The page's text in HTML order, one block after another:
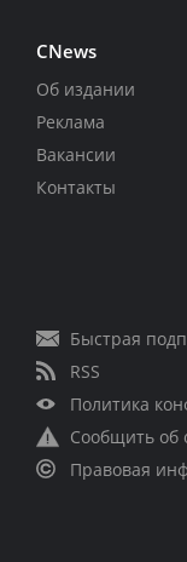
CNews
Об издании
Реклама
Вакансии
Контакты
Быстрая
RSS
Политика
Сообщить об
Правовая